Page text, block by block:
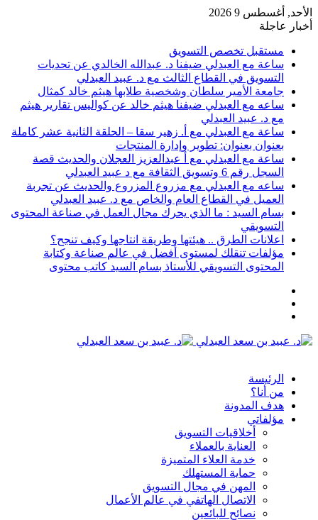
الأحد, أغسطس 9 2026
أخبار عاجلة
مستقبل تخصص التسويق
ساعة مع العبدلي ضيفنا د. عبدالله الخالدي عن تحديات
التسويق في القطاع الثالث مع د. عبيد العبدلي
جامعة الأمير سلطان وشخصية طلابها هيثم خالد كمثال
ساعه مع العبدلي ضيفنا هيثم خالد عن كواليس تقارير هيثم
مع د. عبيد العبدلي
ساعة مع العبدلي مع أ. زهير سقا – الحلقة الثانية عشر كاملة
بعنوان بعنوان: تطوير وإدارة المنتجات
ساعة مع العبدلي مع أ عبدالعزيز العجلان والحديث قصة
السجل رقم 6 وتسويق الثقافة مع د عبيد العبدلي
ساعه مع العبدلي مع مزروع المزروع والحديث عن تجربة
العميل في القطاع العام والخاص مع د. عبيد العبدلي
بسام السيد : ما الذي يحرك مجال العمل في صناعة المحتوى
التسويقي
اعلانات الطرق .. هيئتها وطريقة انتاجها وكيف تنجح؟
مؤلفات تنقلك لمستوى أفضل في عالم صناعة وكتابة
المحتوى التسويقي للأستاذ بسام السيد كاتب محتوى
القائمة
الرئيسة
من أنا؟
هدف المدونة
مؤلفاتي
أخلاقيات التسويق
العناية بالعملاء
خدمة العلاء المتميزة
حماية المستهلك
المهن في مجال التسويق
الاتصال الهاتفي في عالم الأعمال
نصائح للبائعين